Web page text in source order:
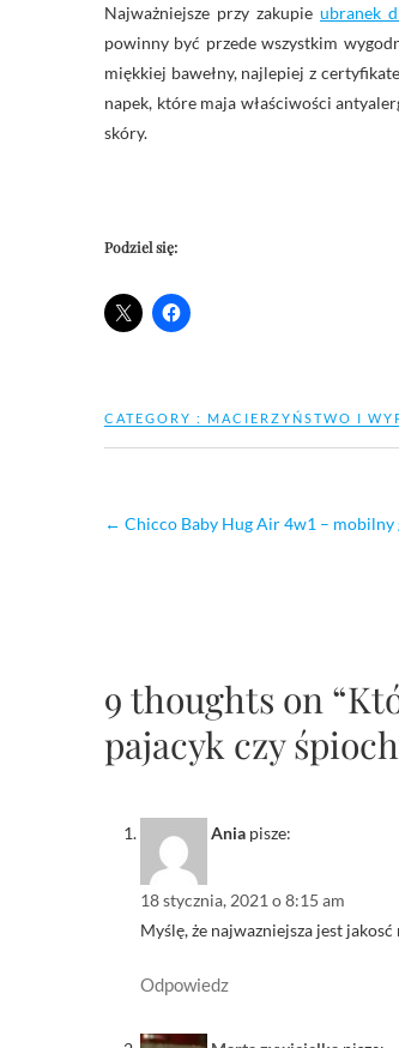
Najważniejsze przy zakupie ubranek
powinny być przede wszystkim
miękkiej bawełny, najlepiej z
napek, które maja właściwości
skóry.
Podziel się:
CATEGORY : MACIERZYŃSTWO I
← Chicco Baby Hug Air 4w1 – mobilny
9 thoughts on
pajacyk czy
Ania pisze:
18 stycznia, 2021 o 8:15 am
Myślę, że najwazniejsza jest
Odpowiedz